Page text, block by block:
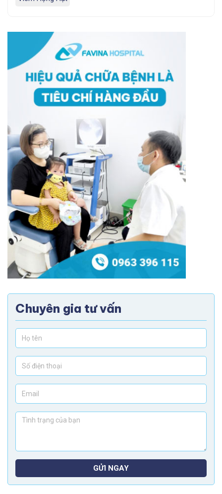
Chuyên gia tư vấn
GỬI NGAY